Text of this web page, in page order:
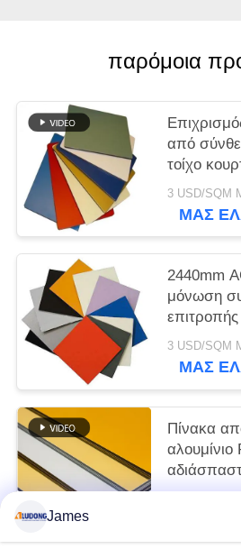
παρόμοια
από
τοίχο
3 USD/SQM
ΜΑΣ
2440mm
μόνωση
ΜΑΣ
Πίνακα
αλουμίνιο
James